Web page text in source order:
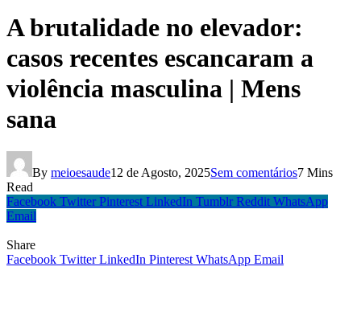
A brutalidade no elevador:
casos recentes escancaram a
violência masculina | Mens
sana
By meioesaude12 de Agosto, 2025Sem comentários7 Mins
Read
Facebook Twitter Pinterest LinkedIn Tumblr Reddit WhatsApp
Email
Share
Facebook Twitter LinkedIn Pinterest WhatsApp Email